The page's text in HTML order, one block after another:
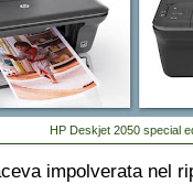
HP Deskjet 2050 special
impolverata nel